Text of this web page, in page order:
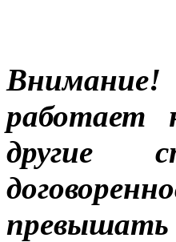
Внимание!
работает
другие
превышать